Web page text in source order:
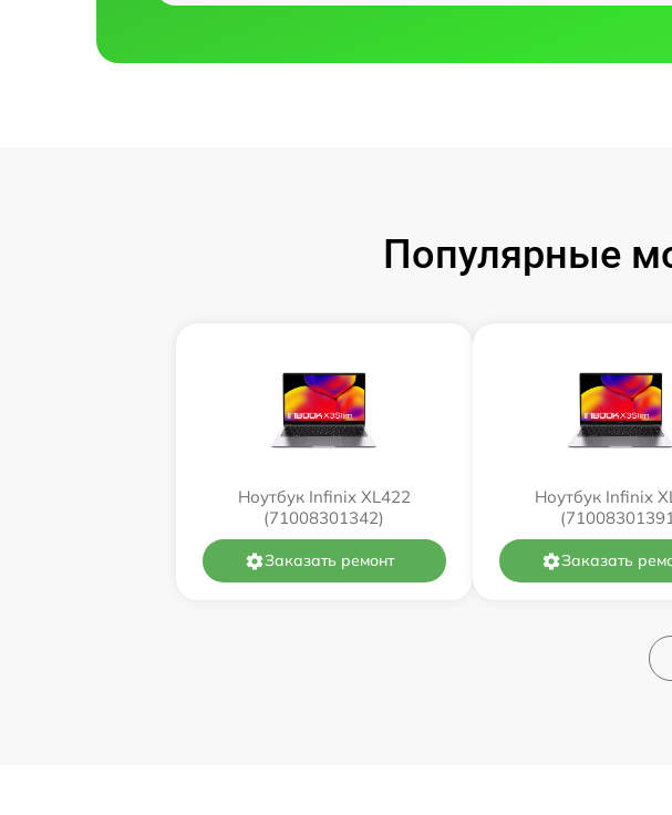
Популярные
Ноутбук Infinix XL422
(71008301342)
Заказать ремонт
Ноутбук Infinix
Заказать